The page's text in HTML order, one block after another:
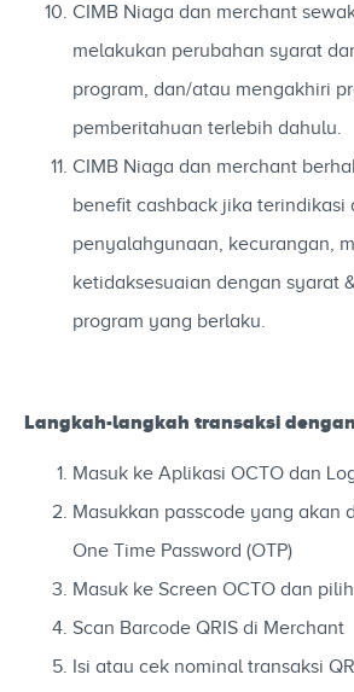
CIMB Niaga dan merchant
melakukan perubahan syarat
program, dan/atau mengakhiri
pemberitahuan terlebih dahulu.
CIMB Niaga dan merchant
benefit cashback jika terindikasi
penyalahgunaan, kecurangan,
ketidaksesuaian dengan syarat
program yang berlaku.
Langkah-langkah transaksi dengan
Masuk ke Aplikasi OCTO dan
Masukkan passcode yang akan
One Time Password (OTP)
Masuk ke Screen OCTO dan
Scan Barcode QRIS di Merchant
Isi atau cek nominal transaksi